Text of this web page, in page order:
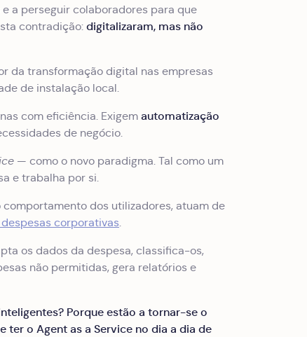
a perseguir colaboradores para que
contradição: digitalizaram, mas não
da transformação digital nas empresas
de instalação local.
com eficiência. Exigem automatização
de negócio.
— como o novo paradigma. Tal como um
e trabalha por si.
dos utilizadores, atuam de
corporativas.
os dados da despesa, classifica-os,
não permitidas, gera relatórios e
Porque estão a tornar-se o
o Agent as a Service no dia a dia de